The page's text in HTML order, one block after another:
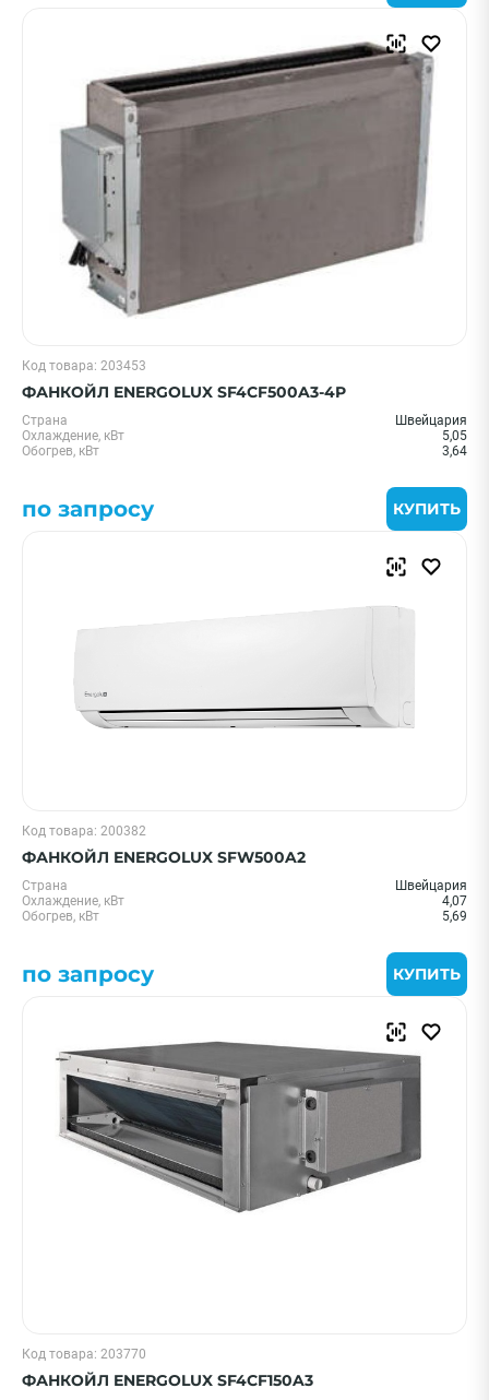
Код товара: 203453
ФАНКОЙЛ ENERGOLUX SF4CF500A3-4P
Страна
Швейцария
Охлаждение, кВт
5,05
Обогрев, кВт
3,64
по запросу КУПИТЬ
Код товара: 200382
ФАНКОЙЛ ENERGOLUX SFW500A2
Страна
Швейцария
Охлаждение, кВт
4,07
Обогрев, кВт
5,69
по запросу КУПИТЬ
Код товара: 203770
ФАНКОЙЛ ENERGOLUX SF4CF150A3